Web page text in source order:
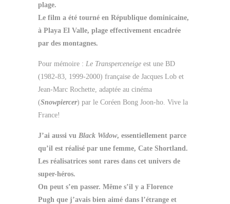
plage.
Le film a été tourné en République dominicaine,
à Playa El Valle, plage effectivement encadrée
par des montagnes.
Pour mémoire : Le Transperceneige est une BD
(1982-83, 1999-2000) française de Jacques Lob et
Jean-Marc Rochette, adaptée au cinéma
(Snowpiercer) par le Coréen Bong Joon-ho. Vive la
France!
J’ai aussi vu Black Widow, essentiellement parce
qu’il est réalisé par une femme, Cate Shortland.
Les réalisatrices sont rares dans cet univers de
super-héros.
On peut s’en passer. Même s’il y a Florence
Pugh que j’avais bien aimé dans l’étrange et